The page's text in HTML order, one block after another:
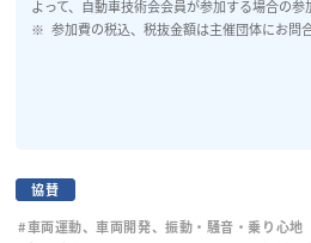
よって、自動車技術会会員が参加する場合の参
参加費の税込、税抜金額は主催団体にお問
協賛
#車両運動、車両開発、振動・騒音・乗り心地